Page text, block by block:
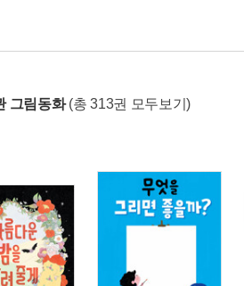
그림동화 (총 313권 모두보기)